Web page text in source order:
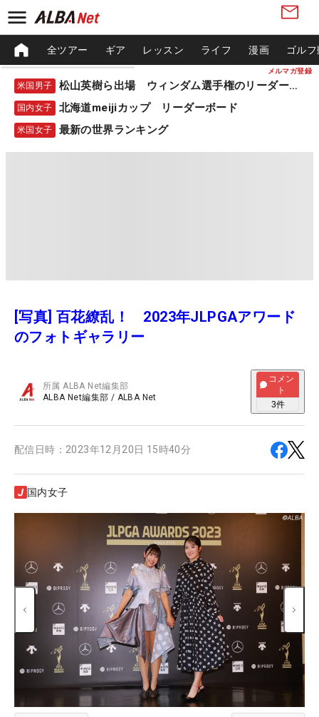
メルマガ登録
全ツアー ギア レッスン ライフ 漫画 ゴル
米国男子 松山英樹ら出場 ウィンダム選手権のリーダーボード
国内女子 北海道meijiカップ リーダーボード
米国女子 最新の世界ランキング
[写真] 百花繚乱！ 2023年JLPGAアワード
のフォトギャラリー
所属ALBA Net編集部
ALBA Net編集部 / ALBA Net
コメン
ト
3件
配信日時： 2023年12月20日 15時40分
国内女子